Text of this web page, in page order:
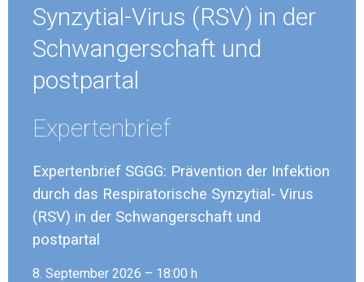
Synzytial-Virus (RSV) in der
Schwangerschaft und
postpartal
Expertenbrief
Expertenbrief SGGG: Prävention der Infektion
durch das Respiratorische Synzytial- Virus
(RSV) in der Schwangerschaft und
postpartal
8. September 2026 – 18:00 h